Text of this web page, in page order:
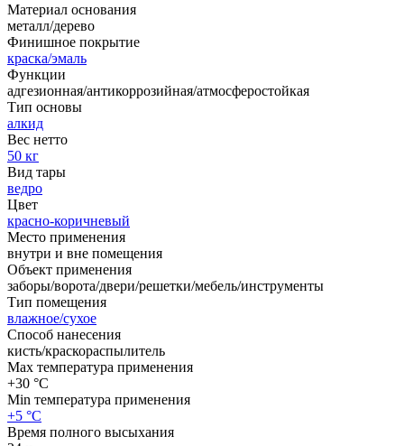
Материал основания
металл/дерево
Финишное покрытие
краска/эмаль
Функции
адгезионная/антикоррозийная/атмосферостойкая
Тип основы
алкид
Вес нетто
50 кг
Вид тары
ведро
Цвет
красно-коричневый
Место применения
внутри и вне помещения
Объект применения
заборы/ворота/двери/решетки/мебель/инструменты
Тип помещения
влажное/сухое
Способ нанесения
кисть/краскораспылитель
Max температура применения
+30 °С
Min температура применения
+5 °С
Время полного высыхания